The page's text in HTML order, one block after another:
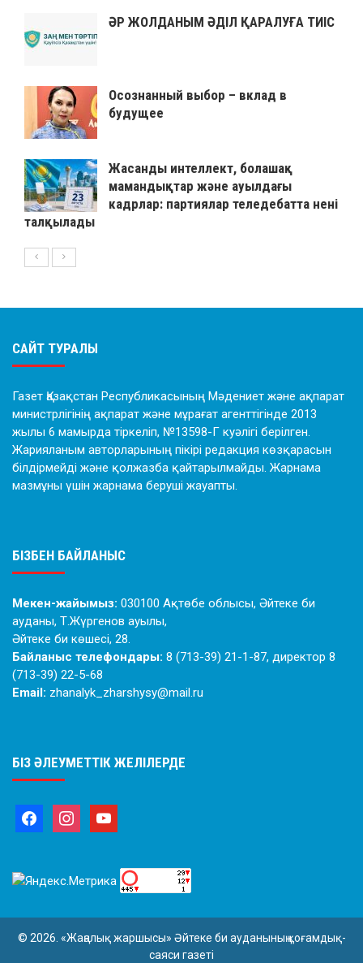
ӘР ЖОЛДАНЫМ ӘДІЛ ҚАРАЛУҒА ТИІС
Осознанный выбор – вклад в
будущее
Жасанды интеллект, болашақ
мамандықтар және ауылдағы
кадрлар: партиялар теледебатта нені
талқылады
САЙТ ТУРАЛЫ
Газет Қазақстан Республикасының Мәдениет және ақпарат
министрлігінің ақпарат және мұрағат агенттігінде 2013
жылы 6 мамырда тіркеліп, №13598-Г куәлігі берілген.
Жарияланым авторларының пікірі редакция көзқарасын
білдірмейді және қолжазба қайтарылмайды. Жарнама
мазмұны үшін жарнама беруші жауапты.
БІЗБЕН БАЙЛАНЫС
Мекен-жайымыз: 030100 Ақтөбе облысы, Әйтеке би
ауданы, Т.Жүргенов ауылы,
Әйтеке би көшесі, 28.
Байланыс телефондары: 8 (713-39) 21-1-87, директор 8
(713-39) 22-5-68
Email: zhanalyk_zharshysy@mail.ru
БІЗ ӘЛЕУМЕТТІК ЖЕЛІЛЕРДЕ
© 2026. «Жаңалық жаршысы» Әйтеке би ауданының қоғамдық-
саяси газеті